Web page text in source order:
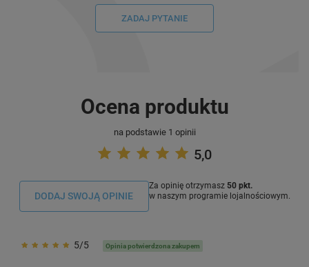
ZADAJ PYTANIE
Ocena produktu
na podstawie 1 opinii
5,0
DODAJ SWOJĄ OPINIE
Za opinię otrzymasz 50 pkt.
w naszym programie lojalnościowym.
5/5 Opinia potwierdzona zakupem